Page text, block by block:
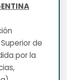
de
por la